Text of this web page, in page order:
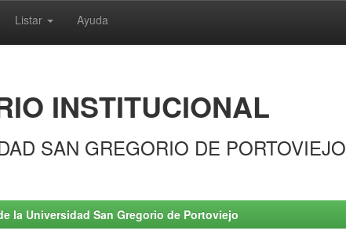
Listar Ayuda
INSTITUCIONAL
SAN GREGORIO DE PORTOVIEJO
la Universidad San Gregorio de Portoviejo